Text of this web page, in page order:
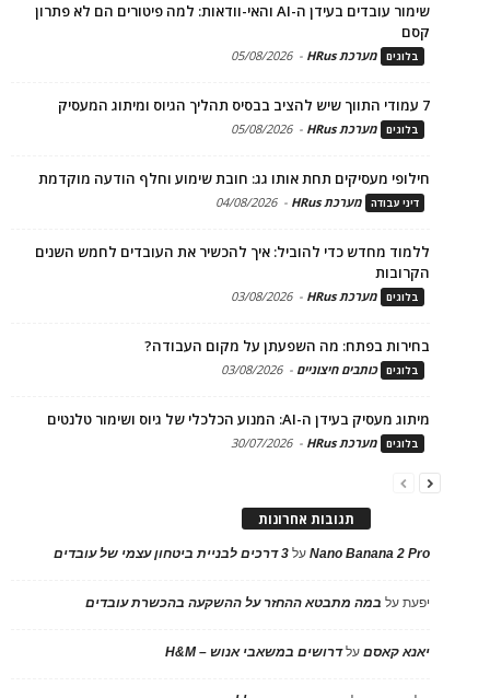
שימור עובדים בעידן ה-AI והאי-וודאות: למה פיטורים הם לא פתרון
קסם
בלוגים מערכת HRus -
05/08/2026
7 עמודי התווך שיש להציב בבסיס תהליך הגיוס ומיתוג המעסיק
בלוגים מערכת HRus -
05/08/2026
חילופי מעסיקים תחת אותו גג: חובת שימוע וחלף הודעה מוקדמת
דיני עבודה מערכת HRus -
04/08/2026
ללמוד מחדש כדי להוביל: איך להכשיר את העובדים לחמש השנים
הקרובות
בלוגים מערכת HRus -
03/08/2026
בחירות בפתח: מה השפעתן על מקום העבודה?
בלוגים כותבים חיצוניים -
03/08/2026
מיתוג מעסיק בעידן ה-AI: המנוע הכלכלי של גיוס ושימור טלנטים
בלוגים מערכת HRus -
30/07/2026
תגובות אחרונות
Nano Banana 2 Proעל 3 דרכים לבניית ביטחון עצמי של עובדים
יפעתעל במה מתבטא ההחזר על ההשקעה בהכשרת עובדים
יאנא קאסםעלדרושים במשאבי אנוש – H&M